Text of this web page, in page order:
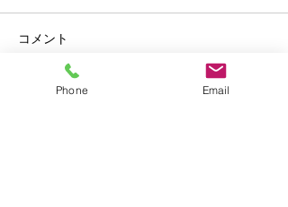
オンライン留学フェア
コメント
Phone Email